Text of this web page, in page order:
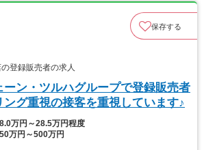
保存する
登録販売者の求人
ーン・ツルハグループで登録販売者
グ重視の接客を重視しています♪
万円～28.5万円程度
万円～500万円